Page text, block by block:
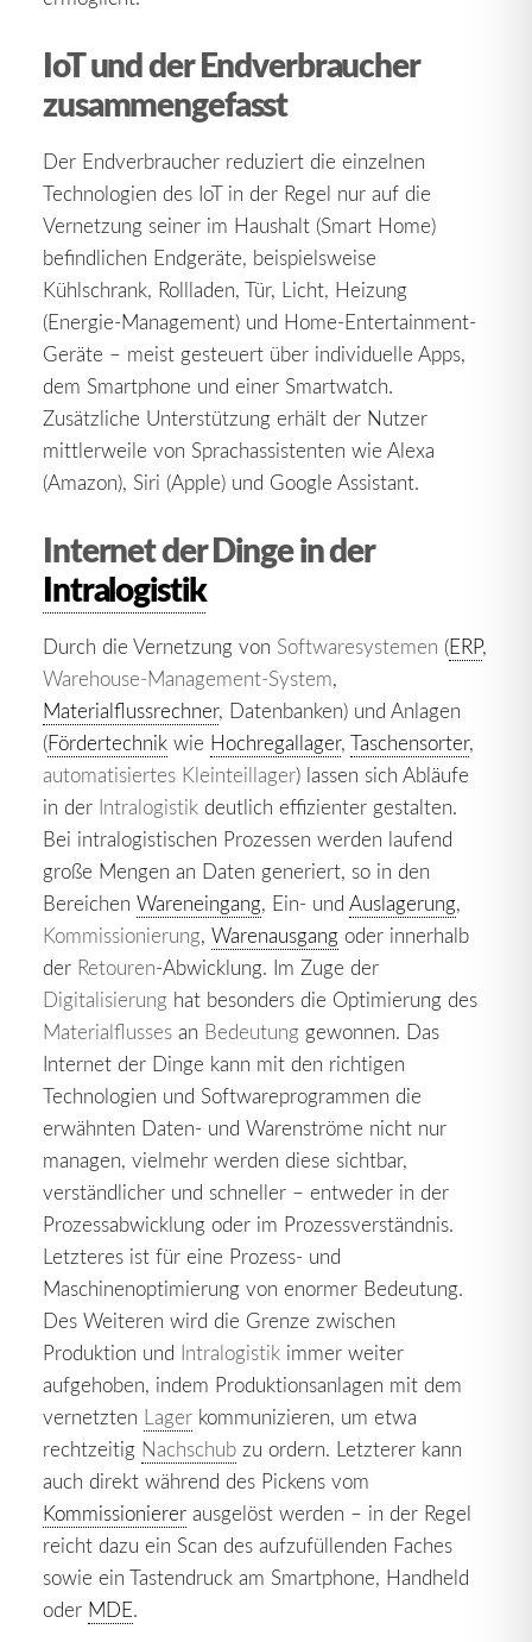
IoT und der Endverbraucher
zusammengefasst
Der Endverbraucher reduziert die einzelnen
Technologien des IoT in der Regel nur auf die
Vernetzung seiner im Haushalt (Smart Home)
befindlichen Endgeräte, beispielsweise
Kühlschrank, Rollladen, Tür, Licht, Heizung
(Energie-Management) und Home-Entertainment-
Geräte – meist gesteuert über individuelle Apps,
dem Smartphone und einer Smartwatch.
Zusätzliche Unterstützung erhält der Nutzer
mittlerweile von Sprachassistenten wie Alexa
(Amazon), Siri (Apple) und Google Assistant.
Internet der Dinge in der
Intralogistik
Durch die Vernetzung von Softwaresystemen (ERP,
Warehouse-Management-System,
Materialflussrechner, Datenbanken) und Anlagen
(Fördertechnik wie Hochregallager, Taschensorter,
automatisiertes Kleinteillager) lassen sich Abläufe
in der Intralogistik deutlich effizienter gestalten.
Bei intralogistischen Prozessen werden laufend
große Mengen an Daten generiert, so in den
Bereichen Wareneingang, Ein- und Auslagerung,
Kommissionierung, Warenausgang oder innerhalb
der Retouren-Abwicklung. Im Zuge der
Digitalisierung hat besonders die Optimierung des
Materialflusses an Bedeutung gewonnen. Das
Internet der Dinge kann mit den richtigen
Technologien und Softwareprogrammen die
erwähnten Daten- und Warenströme nicht nur
managen, vielmehr werden diese sichtbar,
verständlicher und schneller – entweder in der
Prozessabwicklung oder im Prozessverständnis.
Letzteres ist für eine Prozess- und
Maschinenoptimierung von enormer Bedeutung.
Des Weiteren wird die Grenze zwischen
Produktion und Intralogistik immer weiter
aufgehoben, indem Produktionsanlagen mit dem
vernetzten Lager kommunizieren, um etwa
rechtzeitig Nachschub zu ordern. Letzterer kann
auch direkt während des Pickens vom
Kommissionierer ausgelöst werden – in der Regel
reicht dazu ein Scan des aufzufüllenden Faches
sowie ein Tastendruck am Smartphone, Handheld
oder MDE.